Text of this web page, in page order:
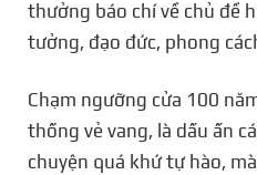
thưởng báo chí về chủ đề
tưởng, đạo đức, phong
Chạm ngưỡng cửa 100
thống vẻ vang, là dấu ấn
chuyện quá khứ tự hào,